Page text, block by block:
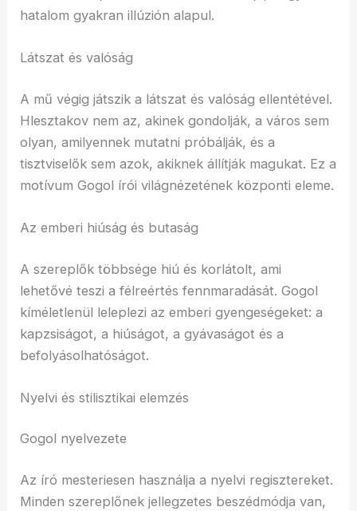
hatalom gyakran illúzión alapul.
Látszat és valóság
A mű végig játszik a látszat és valóság ellentétével.
Hlesztakov nem az, akinek gondolják, a város sem
olyan, amilyennek mutatni próbálják, és a
tisztviselők sem azok, akiknek állítják magukat. Ez a
motívum Gogol írói világnézetének központi eleme.
Az emberi hiúság és butaság
A szereplők többsége hiú és korlátolt, ami
lehetővé teszi a félreértés fennmaradását. Gogol
kíméletlenül leleplezi az emberi gyengeségeket: a
kapzsiságot, a hiúságot, a gyávaságot és a
befolyásolhatóságot.
Nyelvi és stilisztikai elemzés
Gogol nyelvezete
Az író mesteriesen használja a nyelvi regisztereket.
Minden szereplőnek jellegzetes beszédmódja van,